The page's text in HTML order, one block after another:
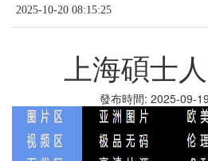
2025-10-20 08:15:25
上海碩士
發布時間: 2025-09-